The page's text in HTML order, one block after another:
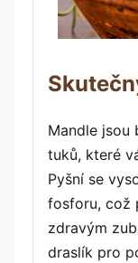
Mandle jsou
tuků, které
Pyšní se
fosforu, což
zdravým
draslík pro